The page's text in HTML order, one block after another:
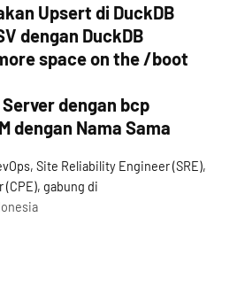
Upsert di DuckDB
dengan DuckDB
space on the /boot
Server dengan bcp
dengan Nama Sama
Site Reliability Engineer (SRE),
gabung di